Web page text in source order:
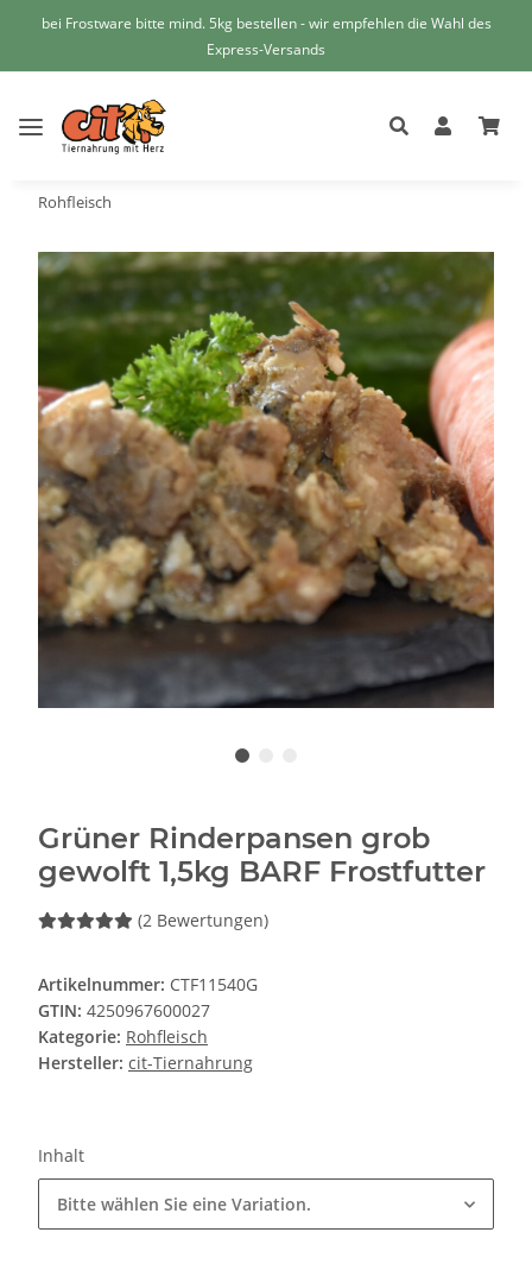
bei Frostware bitte mind. 5kg bestellen - wir empfehlen die Wahl des
Express-Versands
Rohfleisch
Grüner Rinderpansen grob
gewolft 1,5kg BARF Frostfutter
(2 Bewertungen)
Artikelnummer: CTF11540G
GTIN: 4250967600027
Kategorie: Rohfleisch
Hersteller: cit-Tiernahrung
Inhalt
Bitte wählen Sie eine Variation.